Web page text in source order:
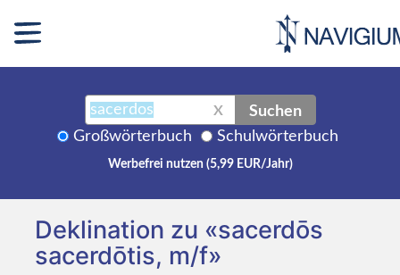
X Suchen
Großwörterbuch Schulwörterbuch
Werbefrei nutzen (5,99 EUR/Jahr)
Deklination zu «sacerdōs
sacerdōtis, m/f»